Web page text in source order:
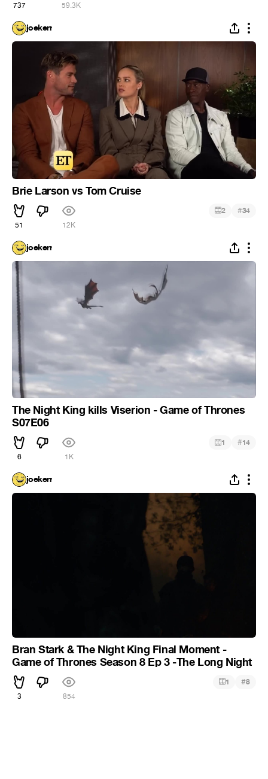
737 59.3K
joekerr
Brie Larson vs Tom Cruise
51 12K
2 #34
joekerr
The Night King kills Viserion - Game of Thrones
S07E06
6 1K
1 #14
joekerr
Bran Stark & The Night King Final Moment -
Game of Thrones Season 8 Ep 3 -The Long Night
3 854
1 #8